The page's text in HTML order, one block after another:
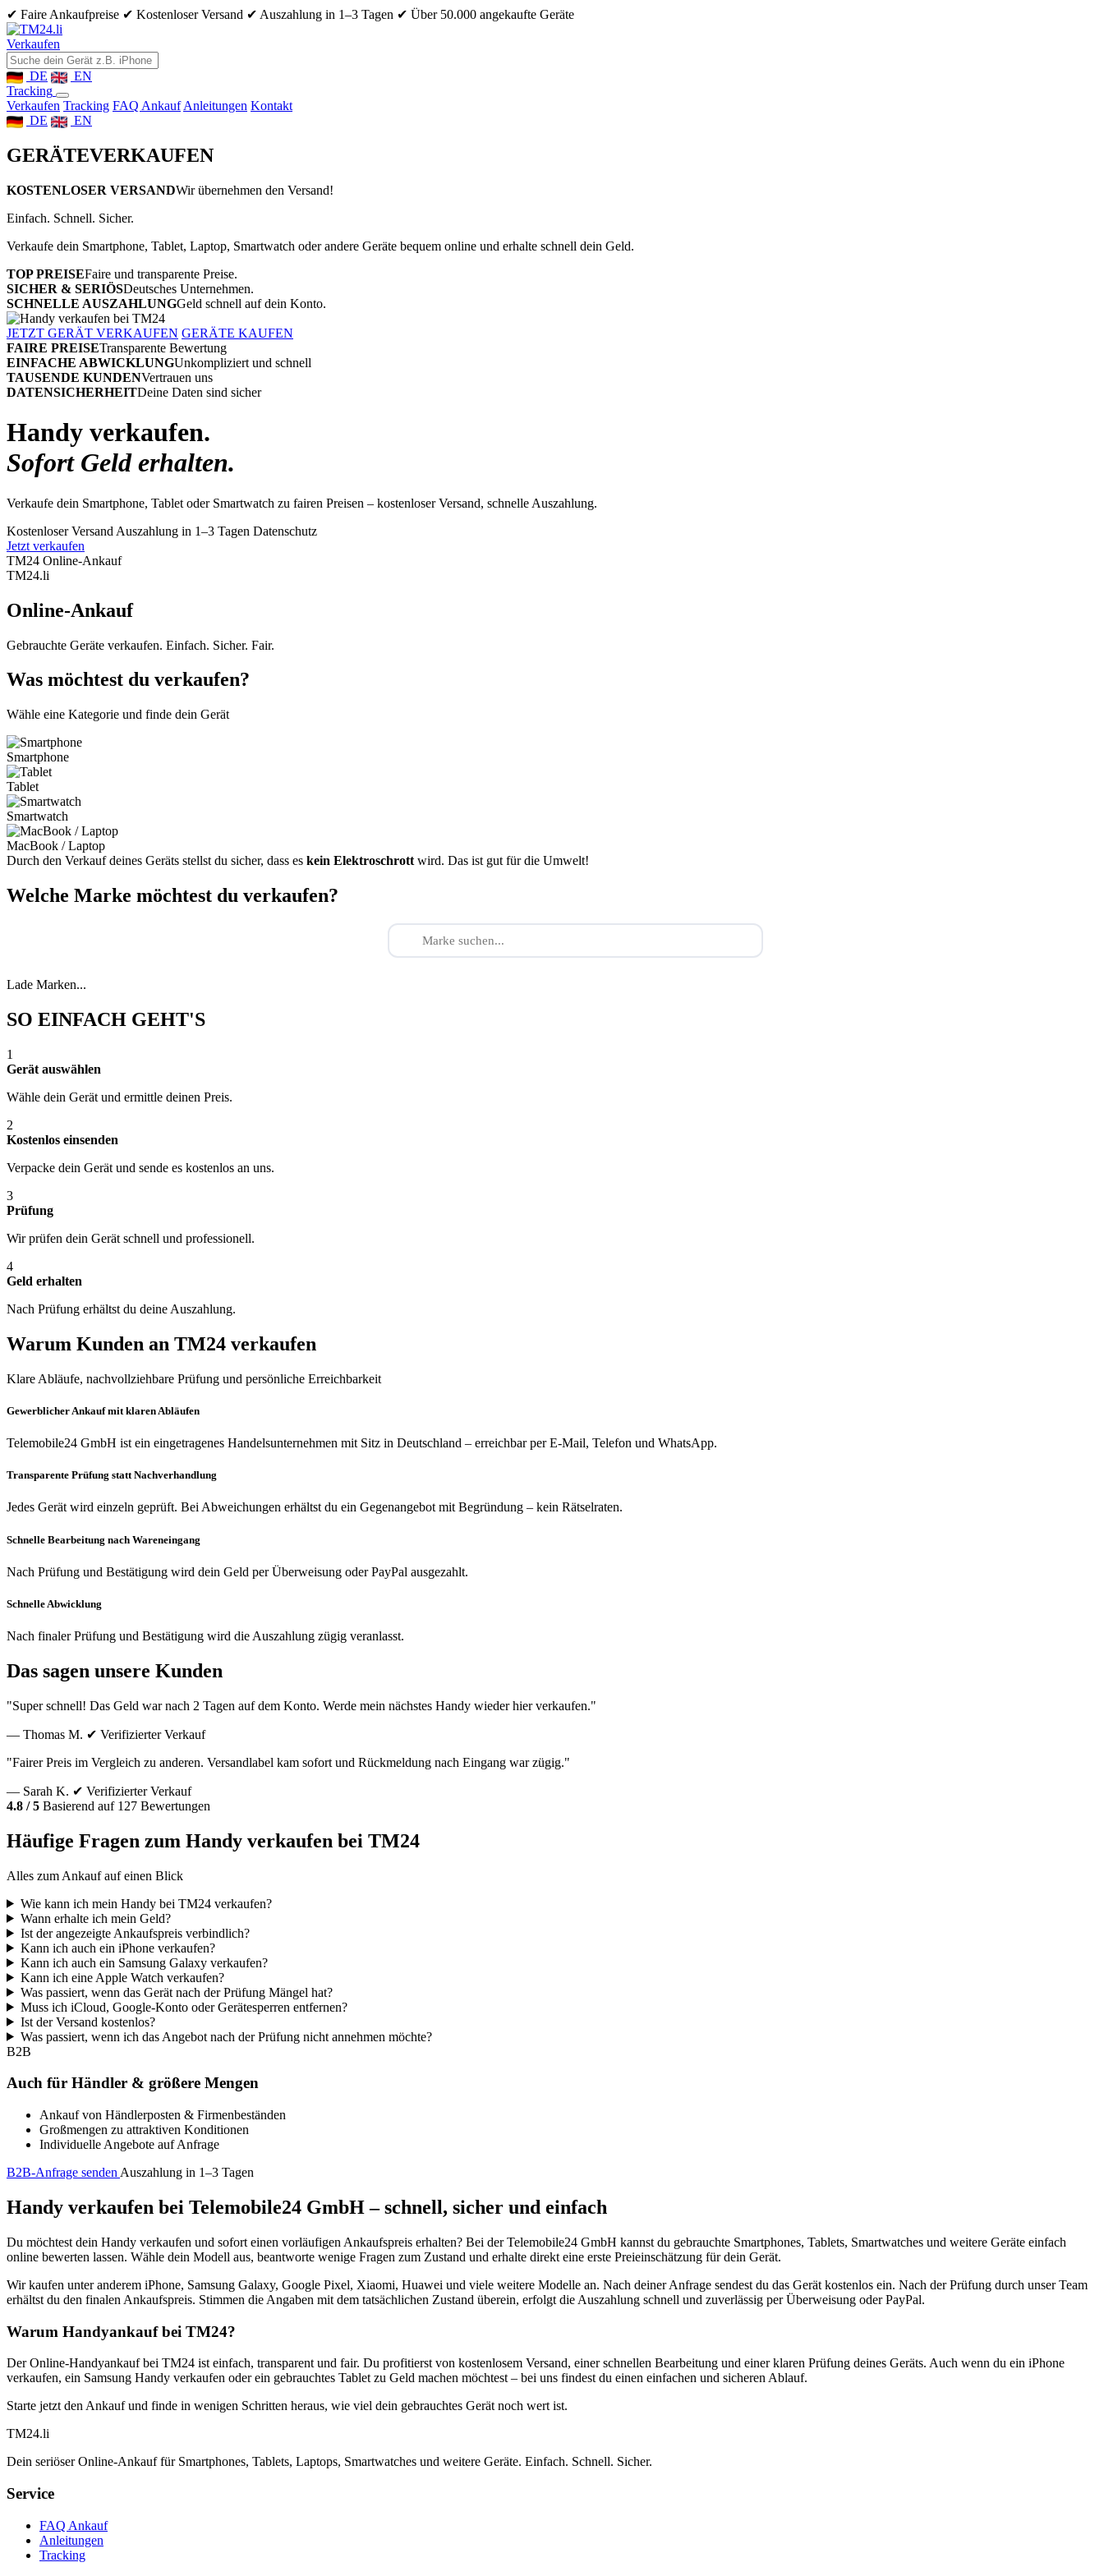
✔ Faire Ankaufpreise ✔ Kostenloser Versand ✔ Auszahlung in 1–3 Tagen ✔ Über 50.000 angekaufte Geräte
Verkaufen
DE
EN
Tracking
Verkaufen Tracking FAQ Ankauf Anleitungen Kontakt
DE
EN
GERÄTEVERKAUFEN
KOSTENLOSER VERSANDWir übernehmen den Versand!
Einfach. Schnell. Sicher.
Verkaufe dein Smartphone, Tablet, Laptop, Smartwatch oder andere Geräte bequem online und erhalte schnell dein Geld.
TOP PREISEFaire und transparente Preise.
SICHER & SERIÖSDeutsches Unternehmen.
SCHNELLE AUSZAHLUNGGeld schnell auf dein Konto.
JETZT GERÄT VERKAUFEN GERÄTE KAUFEN
FAIRE PREISETransparente Bewertung
EINFACHE ABWICKLUNGUnkompliziert und schnell
TAUSENDE KUNDENVertrauen uns
DATENSICHERHEITDeine Daten sind sicher
Handy verkaufen.
Sofort Geld erhalten.
Verkaufe dein Smartphone, Tablet oder Smartwatch zu fairen Preisen – kostenloser Versand, schnelle Auszahlung.
Kostenloser Versand Auszahlung in 1–3 Tagen Datenschutz
Jetzt verkaufen
TM24 Online-Ankauf
TM24.li
Online-Ankauf
Gebrauchte Geräte verkaufen. Einfach. Sicher. Fair.
Was möchtest du verkaufen?
Wähle eine Kategorie und finde dein Gerät
Smartphone
Tablet
Smartwatch
MacBook / Laptop
Durch den Verkauf deines Geräts stellst du sicher, dass es kein Elektroschrott wird. Das ist gut für die Umwelt!
Welche Marke möchtest du verkaufen?
Lade Marken...
SO EINFACH GEHT'S
1
Gerät auswählen
Wähle dein Gerät und ermittle deinen Preis.
2
Kostenlos einsenden
Verpacke dein Gerät und sende es kostenlos an uns.
3
Prüfung
Wir prüfen dein Gerät schnell und professionell.
4
Geld erhalten
Nach Prüfung erhältst du deine Auszahlung.
Warum Kunden an TM24 verkaufen
Klare Abläufe, nachvollziehbare Prüfung und persönliche Erreichbarkeit
Gewerblicher Ankauf mit klaren Abläufen
Telemobile24 GmbH ist ein eingetragenes Handelsunternehmen mit Sitz in Deutschland – erreichbar per E-Mail, Telefon und WhatsApp.
Transparente Prüfung statt Nachverhandlung
Jedes Gerät wird einzeln geprüft. Bei Abweichungen erhältst du ein Gegenangebot mit Begründung – kein Rätselraten.
Schnelle Bearbeitung nach Wareneingang
Nach Prüfung und Bestätigung wird dein Geld per Überweisung oder PayPal ausgezahlt.
Schnelle Abwicklung
Nach finaler Prüfung und Bestätigung wird die Auszahlung zügig veranlasst.
Das sagen unsere Kunden
"Super schnell! Das Geld war nach 2 Tagen auf dem Konto. Werde mein nächstes Handy wieder hier verkaufen."
— Thomas M. ✔ Verifizierter Verkauf
"Fairer Preis im Vergleich zu anderen. Versandlabel kam sofort und Rückmeldung nach Eingang war zügig."
— Sarah K. ✔ Verifizierter Verkauf
4.8 / 5 Basierend auf 127 Bewertungen
Häufige Fragen zum Handy verkaufen bei TM24
Alles zum Ankauf auf einen Blick
Wie kann ich mein Handy bei TM24 verkaufen?
Wann erhalte ich mein Geld?
Ist der angezeigte Ankaufspreis verbindlich?
Kann ich auch ein iPhone verkaufen?
Kann ich auch ein Samsung Galaxy verkaufen?
Kann ich eine Apple Watch verkaufen?
Was passiert, wenn das Gerät nach der Prüfung Mängel hat?
Muss ich iCloud, Google-Konto oder Gerätesperren entfernen?
Ist der Versand kostenlos?
Was passiert, wenn ich das Angebot nach der Prüfung nicht annehmen möchte?
B2B
Auch für Händler & größere Mengen
Ankauf von Händlerposten & Firmenbeständen
Großmengen zu attraktiven Konditionen
Individuelle Angebote auf Anfrage
B2B-Anfrage senden Auszahlung in 1–3 Tagen
Handy verkaufen bei Telemobile24 GmbH – schnell, sicher und einfach
Du möchtest dein Handy verkaufen und sofort einen vorläufigen Ankaufspreis erhalten? Bei der Telemobile24 GmbH kannst du gebrauchte Smartphones, Tablets, Smartwatches und weitere Geräte einfach
online bewerten lassen. Wähle dein Modell aus, beantworte wenige Fragen zum Zustand und erhalte direkt eine erste Preieinschätzung für dein Gerät.
Wir kaufen unter anderem iPhone, Samsung Galaxy, Google Pixel, Xiaomi, Huawei und viele weitere Modelle an. Nach deiner Anfrage sendest du das Gerät kostenlos ein. Nach der Prüfung durch unser Team
erhältst du den finalen Ankaufspreis. Stimmen die Angaben mit dem tatsächlichen Zustand überein, erfolgt die Auszahlung schnell und zuverlässig per Überweisung oder PayPal.
Warum Handyankauf bei TM24?
Der Online-Handyankauf bei TM24 ist einfach, transparent und fair. Du profitierst von kostenlosem Versand, einer schnellen Bearbeitung und einer klaren Prüfung deines Geräts. Auch wenn du ein iPhone
verkaufen, ein Samsung Handy verkaufen oder ein gebrauchtes Tablet zu Geld machen möchtest – bei uns findest du einen einfachen und sicheren Ablauf.
Starte jetzt den Ankauf und finde in wenigen Schritten heraus, wie viel dein gebrauchtes Gerät noch wert ist.
TM24.li
Dein seriöser Online-Ankauf für Smartphones, Tablets, Laptops, Smartwatches und weitere Geräte. Einfach. Schnell. Sicher.
Service
FAQ Ankauf
Anleitungen
Tracking